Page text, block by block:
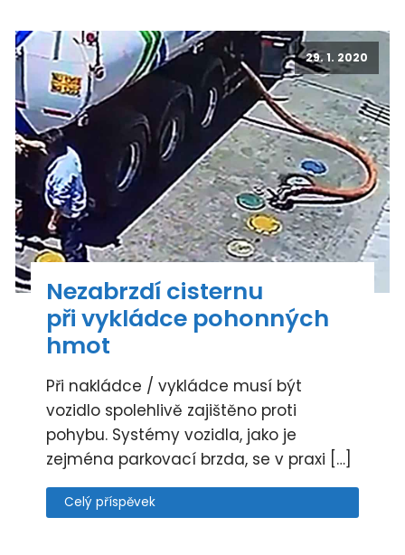
29. 1. 2020
Nezabrzdí cisternu
při vykládce pohonných
hmot
Při nakládce / vykládce musí být
vozidlo spolehlivě zajištěno proti
pohybu. Systémy vozidla, jako je
zejména parkovací brzda, se v praxi […]
Celý příspěvek